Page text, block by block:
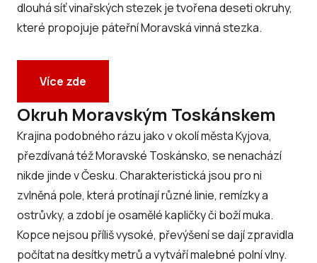
dlouhá síť vinařských stezek je tvořena deseti okruhy,
které propojuje páteřní Moravská vinná stezka.
Více zde
Okruh Moravským Toskánskem
Krajina podobného rázu jako v okolí města Kyjova,
přezdívaná též Moravské Toskánsko, se nenachází
nikde jinde v Česku. Charakteristická jsou pro ni
zvlněná pole, která protínají různé linie, remízky a
ostrůvky, a zdobí je osamělé kapličky či boží muka.
Kopce nejsou příliš vysoké, převýšení se dají zpravidla
počítat na desítky metrů a vytváří malebné polní vlny.